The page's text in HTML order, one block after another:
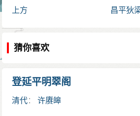
九
上方 昌平狄
猜你喜欢
登延平明翠阁
清代：许赓皞